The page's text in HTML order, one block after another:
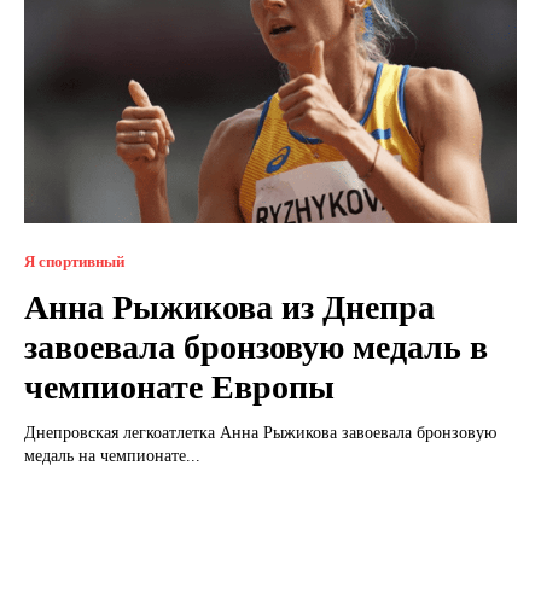
Я спортивный
Анна Рыжикова из Днепра
завоевала бронзовую медаль в
чемпионате Европы
Днепровская легкоатлетка Анна Рыжикова завоевала бронзовую
медаль на чемпионате...